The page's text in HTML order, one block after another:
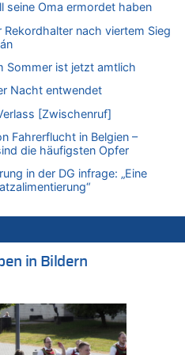
Bernhard von Sinnen zu
des verstorbenen Nachbarn
zu
Mekka des Pferdesports –
ist jetzt amtlich
zu
ist jetzt amtlich
ist jetzt amtlich
F. zu
City niedergestochen
Egon Bernhard von Sinnen zu
ist jetzt amtlich
des verstorbenen Nachbarn
F. zu
Sommer ist jetzt amtlich
seine Oma ermordet haben
Rekordhalter nach viertem Sieg
Sommer ist jetzt amtlich
Nacht entwendet
[Zwischenruf]
Fahrerflucht in Belgien –
die häufigsten Opfer
in der DG infrage: „Eine
in Bildern